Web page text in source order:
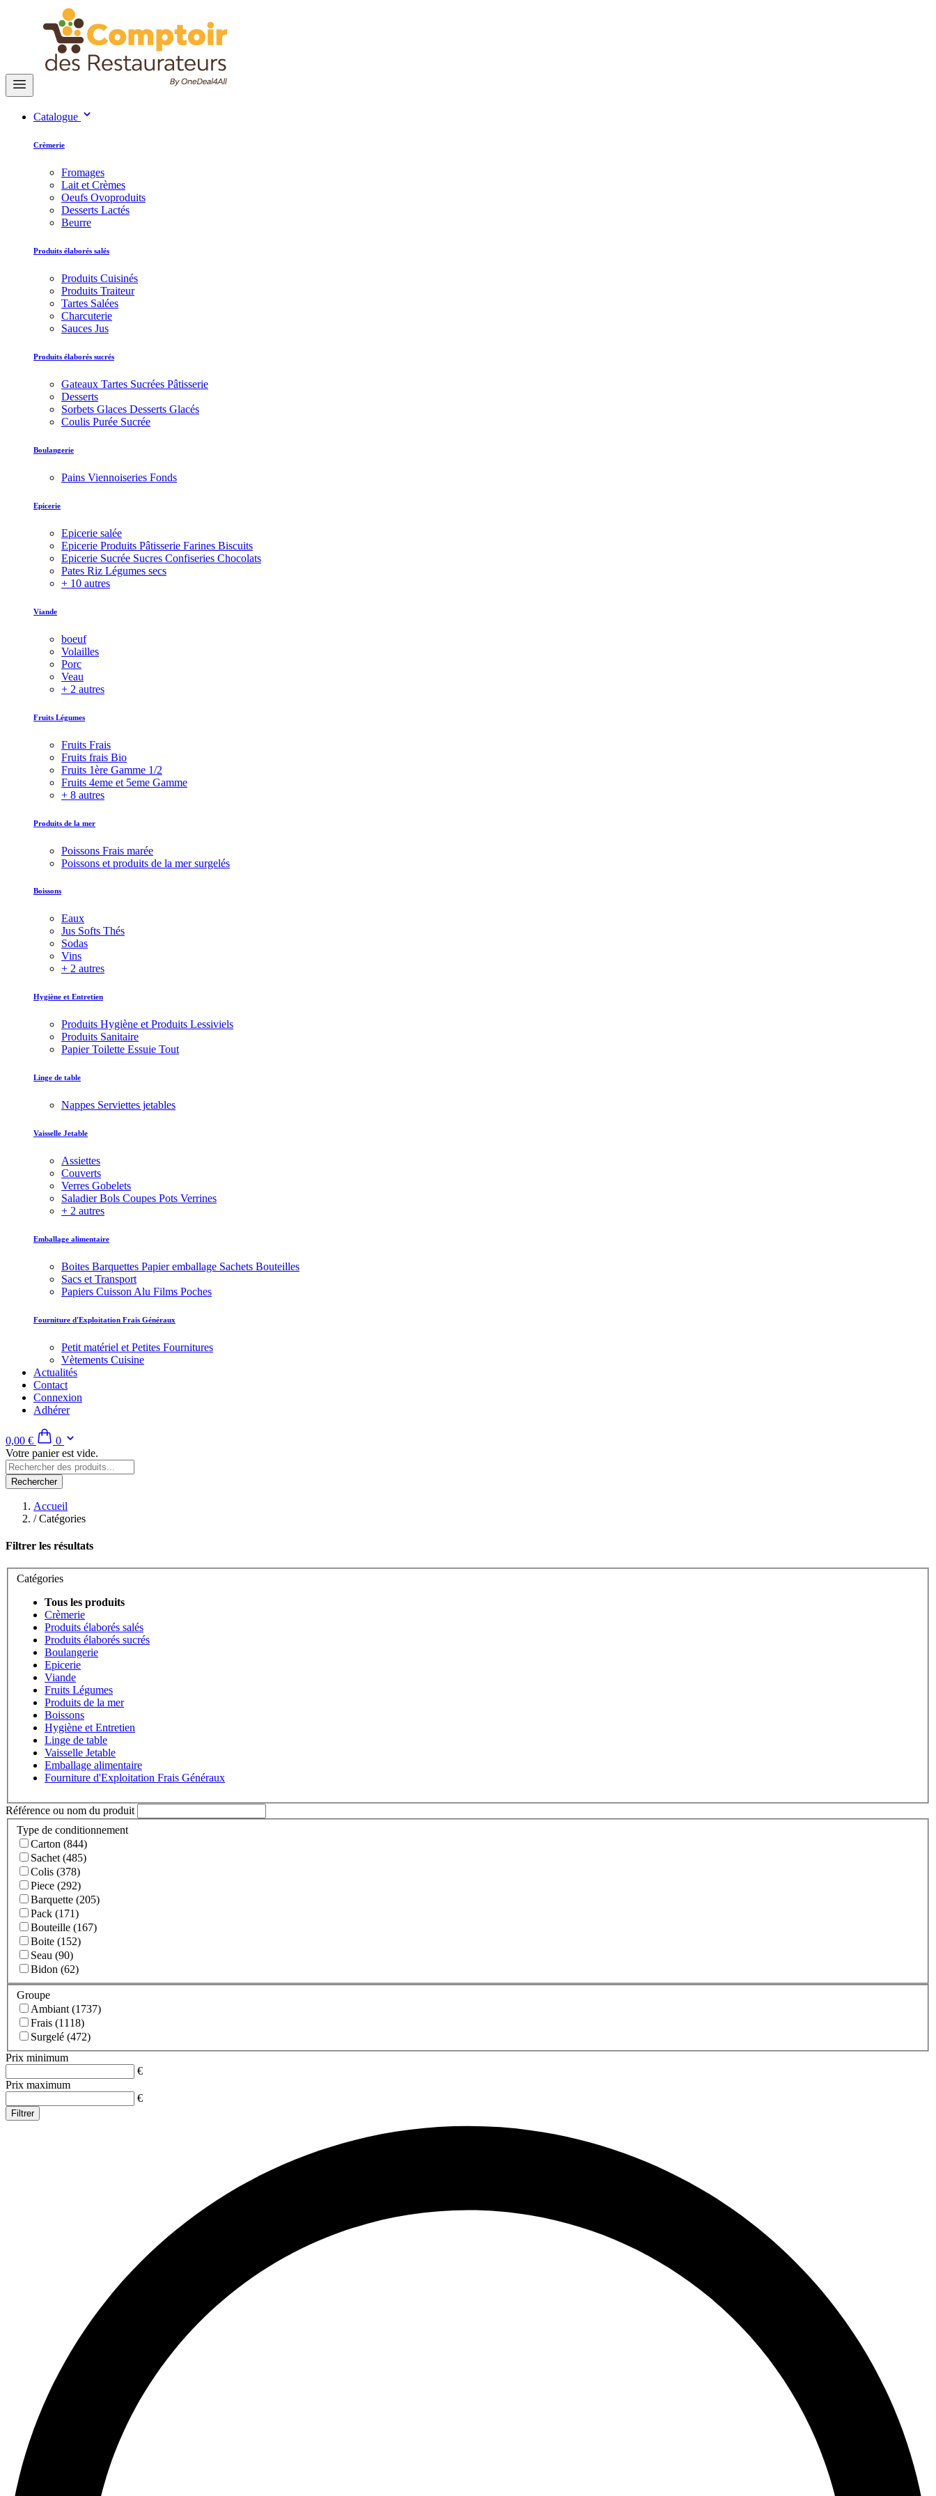
Catalogue
Crèmerie
Fromages
Lait et Crèmes
Oeufs Ovoproduits
Desserts Lactés
Beurre
Produits élaborés salés
Produits Cuisinés
Produits Traiteur
Tartes Salées
Charcuterie
Sauces Jus
Produits élaborés sucrés
Gateaux Tartes Sucrées Pâtisserie
Desserts
Sorbets Glaces Desserts Glacés
Coulis Purée Sucrée
Boulangerie
Pains Viennoiseries Fonds
Epicerie
Epicerie salée
Epicerie Produits Pâtisserie Farines Biscuits
Epicerie Sucrée Sucres Confiseries Chocolats
Pates Riz Légumes secs
+ 10 autres
Viande
boeuf
Volailles
Porc
Veau
+ 2 autres
Fruits Légumes
Fruits Frais
Fruits frais Bio
Fruits 1ère Gamme 1/2
Fruits 4eme et 5eme Gamme
+ 8 autres
Produits de la mer
Poissons Frais marée
Poissons et produits de la mer surgelés
Boissons
Eaux
Jus Softs Thés
Sodas
Vins
+ 2 autres
Hygiène et Entretien
Produits Hygiène et Produits Lessiviels
Produits Sanitaire
Papier Toilette Essuie Tout
Linge de table
Nappes Serviettes jetables
Vaisselle Jetable
Assiettes
Couverts
Verres Gobelets
Saladier Bols Coupes Pots Verrines
+ 2 autres
Emballage alimentaire
Boites Barquettes Papier emballage Sachets Bouteilles
Sacs et Transport
Papiers Cuisson Alu Films Poches
Fourniture d'Exploitation Frais Généraux
Petit matériel et Petites Fournitures
Vètements Cuisine
Actualités
Contact
Connexion
Adhérer
0,00 €
0
Votre panier est vide.
Rechercher
Accueil
/Catégories
Filtrer les résultats
Catégories
Tous les produits
Crèmerie
Produits élaborés salés
Produits élaborés sucrés
Boulangerie
Epicerie
Viande
Fruits Légumes
Produits de la mer
Boissons
Hygiène et Entretien
Linge de table
Vaisselle Jetable
Emballage alimentaire
Fourniture d'Exploitation Frais Généraux
Référence ou nom du produit
Type de conditionnement
Carton (844)
Sachet (485)
Colis (378)
Piece (292)
Barquette (205)
Pack (171)
Bouteille (167)
Boite (152)
Seau (90)
Bidon (62)
Groupe
Ambiant (1737)
Frais (1118)
Surgelé (472)
Prix minimum
€
Prix maximum
€
Filtrer